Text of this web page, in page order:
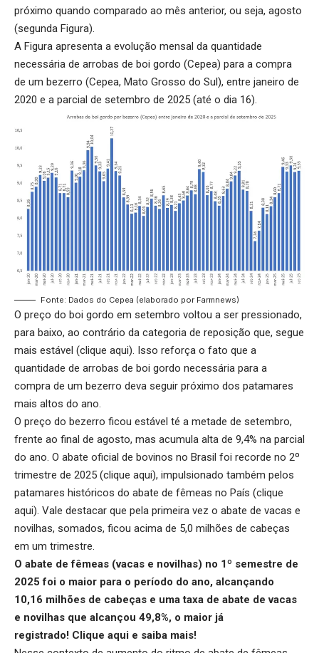
próximo quando comparado ao mês anterior, ou seja, agosto
(segunda Figura).
A Figura apresenta a evolução mensal da quantidade
necessária de arrobas de boi gordo (Cepea) para a compra
de um bezerro (Cepea, Mato Grosso do Sul), entre janeiro de
2020 e a parcial de setembro de 2025 (até o dia 16).
Fonte: Dados do Cepea (elaborado por Farmnews)
O preço do boi gordo em setembro voltou a ser pressionado,
para baixo, ao contrário da categoria de reposição que, segue
mais estável (clique aqui). Isso reforça o fato que a
quantidade de arrobas de boi gordo necessária para a
compra de um bezerro deva seguir próximo dos patamares
mais altos do ano.
O preço do bezerro ficou estável té a metade de setembro,
frente ao final de agosto, mas acumula alta de 9,4% na parcial
do ano. O abate oficial de bovinos no Brasil foi recorde no 2º
trimestre de 2025 (clique aqui), impulsionado também pelos
patamares históricos do abate de fêmeas no País (clique
aqui). Vale destacar que pela primeira vez o abate de vacas e
novilhas, somados, ficou acima de 5,0 milhões de cabeças
em um trimestre.
O abate de fêmeas (vacas e novilhas) no 1º semestre de
2025 foi o maior para o período do ano, alcançando
10,16 milhões de cabeças e uma taxa de abate de vacas
e novilhas que alcançou 49,8%, o maior já
registrado! Clique aqui e saiba mais!